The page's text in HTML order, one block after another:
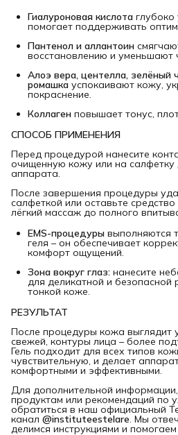
Гиалуроновая кислота
помогает поддерживать
Пантенол и аллантоин
восстановлению и уменьшают
Алоэ вера, центелла, зелёный
ромашка успокаивают кожу,
покраснение.
Коллаген повышает тонус,
СПОСОБ ПРИМЕНЕНИЯ
Перед процедурой нанесите
очищенную кожу или на салфетку
аппарата.
После завершения процедуры
салфеткой или оставьте
лёгкий массаж до полного
EMS-процедуры выполняются
геля – он обеспечивает
комфорт ощущений.
Зона вокруг глаз: нанесите
для деликатной и
тонкой коже.
РЕЗУЛЬТАТ
После процедуры кожа выглядит
свежей, контуры лица – более
Гель подходит для всех типов
чувствительную, и делает
комфортными и эффективными.
Для дополнительной
продуктам или рекомендаций по
обратиться в наш официальный
канал @instituteestelare. Мы
делимся инструкциями и